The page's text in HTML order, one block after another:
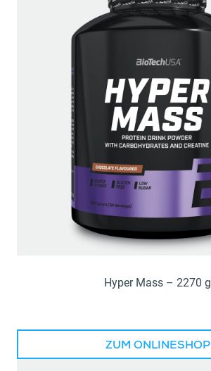
Hyper Mass – 2270 g
ZUM ONLINESHOP